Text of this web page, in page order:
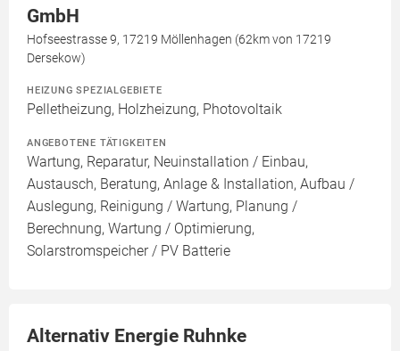
GmbH
Hofseestrasse 9, 17219 Möllenhagen (62km von 17219
Dersekow)
HEIZUNG SPEZIALGEBIETE
Pelletheizung, Holzheizung, Photovoltaik
ANGEBOTENE TÄTIGKEITEN
Wartung, Reparatur, Neuinstallation / Einbau,
Austausch, Beratung, Anlage & Installation, Aufbau /
Auslegung, Reinigung / Wartung, Planung /
Berechnung, Wartung / Optimierung,
Solarstromspeicher / PV Batterie
Alternativ Energie Ruhnke